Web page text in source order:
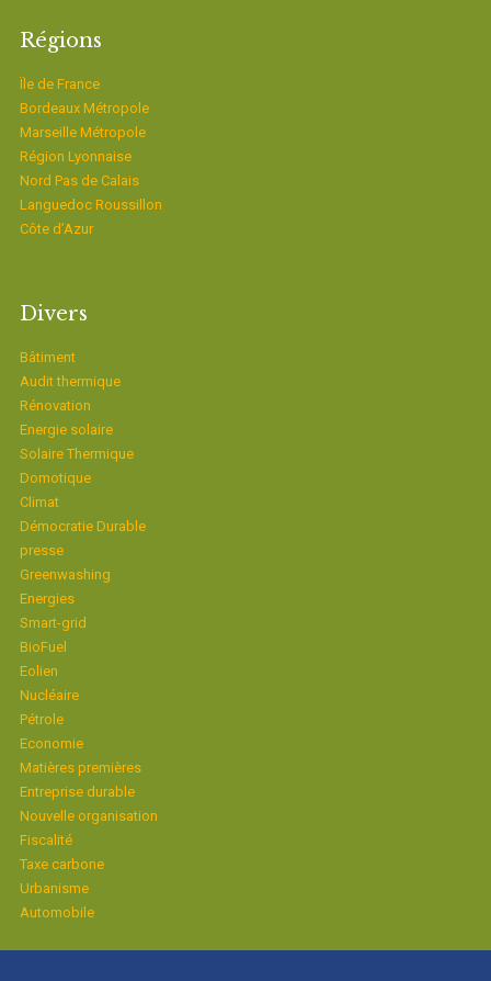
Régions
Ïle de France
Bordeaux Métropole
Marseille Métropole
Région Lyonnaise
Nord Pas de Calais
Languedoc Roussillon
Côte d’Azur
Divers
Bâtiment
Audit thermique
Rénovation
Energie solaire
Solaire Thermique
Domotique
Climat
Démocratie Durable
presse
Greenwashing
Energies
Smart-grid
BioFuel
Eolien
Nucléaire
Pétrole
Economie
Matières premières
Entreprise durable
Nouvelle organisation
Fiscalité
Taxe carbone
Urbanisme
Automobile